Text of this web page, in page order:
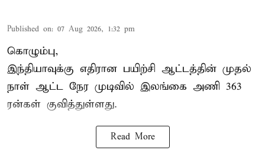
Published on: 07 Aug 2026, 1:32 pm
கொழும்பு,
இந்தியாவுக்கு எதிரான பயிற்சி ஆட்டத்தின் முதல்
நாள் ஆட்ட நேர முடிவில் இலங்கை அணி 363
ரன்கள் குவித்துள்ளது.
Read More